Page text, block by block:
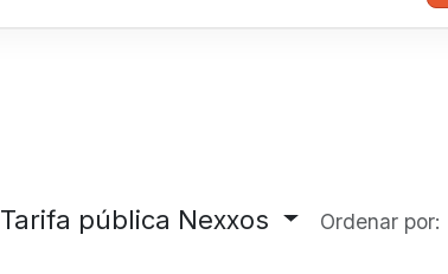
Tarifa pública Nexxos Ordenar por: